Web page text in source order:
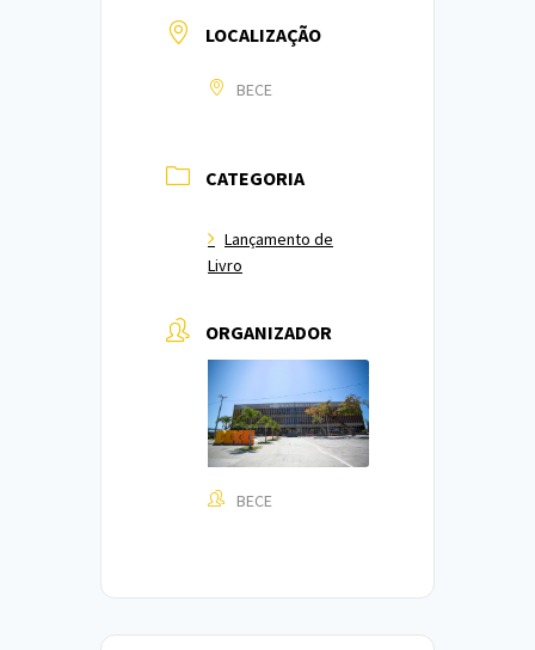
LOCALIZAÇÃO
BECE
CATEGORIA
Lançamento de
Livro
ORGANIZADOR
BECE